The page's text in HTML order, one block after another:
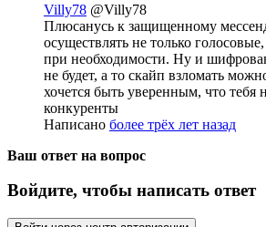
Villy78 @Villy78
Плюсанусь к защищенному
осуществлять не только
при необходимости. Ну и
не будет, а то скайп взломать
хочется быть уверенным, что тебя
конкуренты
Написано более трёх лет назад
Ваш ответ на вопрос
Войдите, чтобы написать ответ